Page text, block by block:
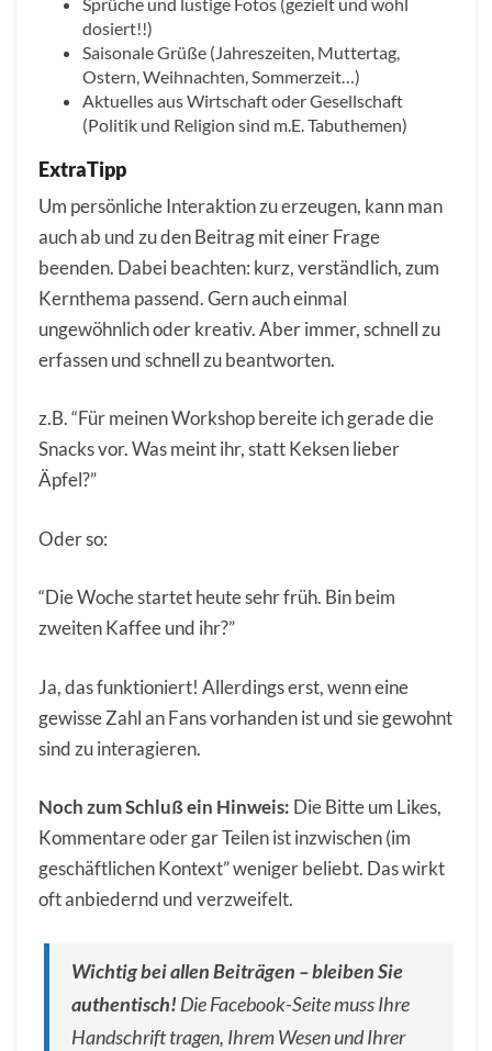
dosiert!!)
Saisonale Grüße (Jahreszeiten, Muttertag,
Ostern, Weihnachten, Sommerzeit…)
Aktuelles aus Wirtschaft oder Gesellschaft
(Politik und Religion sind m.E. Tabuthemen)
ExtraTipp
Um persönliche Interaktion zu erzeugen, kann man
auch ab und zu den Beitrag mit einer Frage
beenden. Dabei beachten: kurz, verständlich, zum
Kernthema passend. Gern auch einmal
ungewöhnlich oder kreativ. Aber immer, schnell zu
erfassen und schnell zu beantworten.
z.B. “Für meinen Workshop bereite ich gerade die
Snacks vor. Was meint ihr, statt Keksen lieber
Äpfel?”
Oder so:
“Die Woche startet heute sehr früh. Bin beim
zweiten Kaffee und ihr?”
Ja, das funktioniert! Allerdings erst, wenn eine
gewisse Zahl an Fans vorhanden ist und sie gewohnt
sind zu interagieren.
Noch zum Schluß ein Hinweis: Die Bitte um Likes,
Kommentare oder gar Teilen ist inzwischen (im
geschäftlichen Kontext” weniger beliebt. Das wirkt
oft anbiedernd und verzweifelt.
Wichtig bei allen Beiträgen – bleiben Sie
authentisch! Die Facebook-Seite muss Ihre
Handschrift tragen, Ihrem Wesen und Ihrer